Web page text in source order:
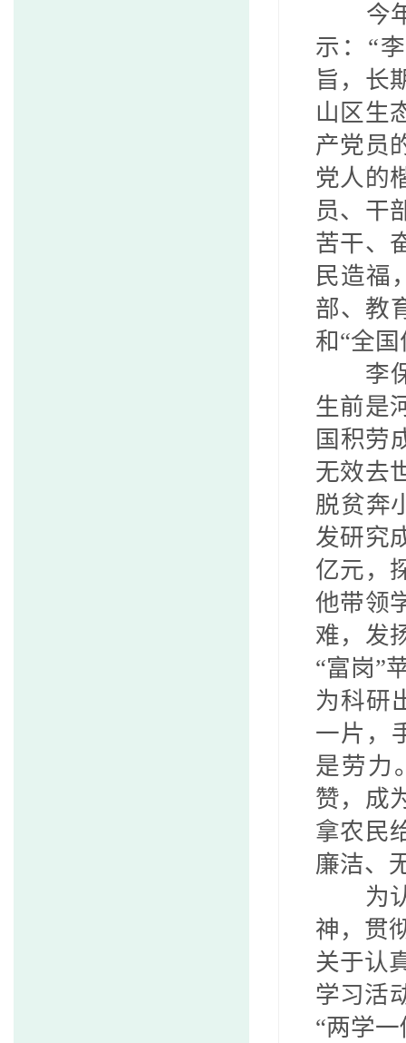
今
示：“
旨，长
山区生
产党员
党人的
员、干
苦干、
民造福
部、教
和“全
李
生前是
国积劳
无效去
脱贫奔
发研究
亿元，
他带领
难，发
“富岗”
为科研
一片，
是劳力
赞，成
拿农民
廉洁、
为
神，贯
关于认
学习活
“两学